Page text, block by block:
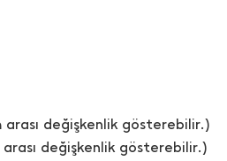
arası değişkenlik gösterebilir.)
değişkenlik gösterebilir.)